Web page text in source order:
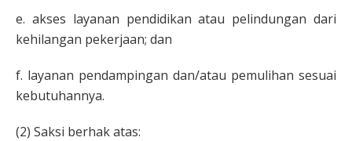
e. akses layanan pendidikan atau pelindungan dari
kehilangan pekerjaan; dan
f. layanan pendampingan dan/atau pemulihan sesuai
kebutuhannya.
(2) Saksi berhak atas: